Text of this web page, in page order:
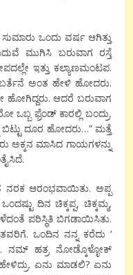
ಒಂದು ವರ್ಷ ಆಗಿತ್ತು
ಮುಗಿಸಿ ಬರುವಾಗ ರಸ್ತೆ
ಇತ್ತು ಕಲ್ಯಾಣಮಂಟಪ.
ಬರ್ತೆನೆ ಅಂತ ಹೇಳಿ ಹೋದರು.
ಆದರೆ ಬರುವಾಗ
ಫ್ರೆಂಡ್ ಕಾರಲ್ಲಿ ಬಂದ್ರು.
ಬಿಟ್ಟು ದೂರ ಹೋದರು…” ಮತ್ತೆ
ಅಕ್ಕನ ಮಾಸಿದ ಗಾಯಗಳನ್ನು
ನರಕ ಆರಂಭವಾಯಿತು. ಅಪ್ಪ‌
ದಿನ ಚಿಕ್ಕಪ್ಪ, ಚಿಕ್ಕಮ್ಮ,
ಪರಿಸ್ಥಿತಿ ಬಿಗಡಾಯಿಸಿತು.
ಒಂದಿನ ನನ್ನ ಕರೆದು ‘
ನಮ್ ಹತ್ರ ನೋಡ್ಕೊಳ್ಳೋಕ್
ಏನು ಮಾಡಲಿ? ಏನು